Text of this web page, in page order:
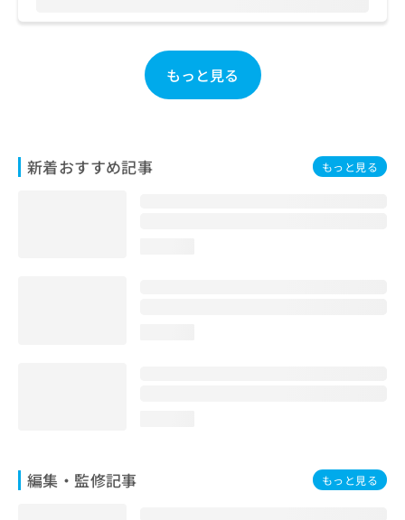
もっと見る
新着おすすめ記事 もっと見る
編集・監修記事 もっと見る
ち
ら